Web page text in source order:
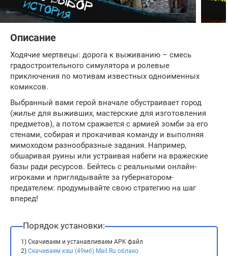
Описание
Ходячие мертвецы: дорога к выживанию – смесь
градостроительного симулятора и ролевые
приключения по мотивам известных одноименных
комиксов.
Выбранный вами герой вначале обустраивает город
(жилье для выживших, мастерские для изготовления
предметов), а потом сражается с армией зомби за его
стенами, собирая и прокачивая команду и выполняя
мимоходом разнообразные задания. Например,
обшаривая руины или устраивая набеги на вражеские
базы ради ресурсов. Бейтесь с реальными онлайн-
игроками и приглядывайте за губернатором-
предателем: продумывайте свою стратегию на шаг
вперед!
Порядок установки:
1) Скачиваем и устанавливаем APK файл
2) Скачиваем кэш (49мб) Mail.Ru облако